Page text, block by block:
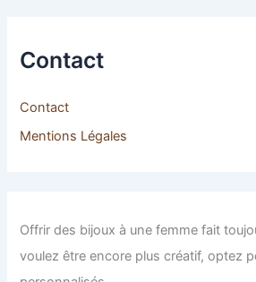
Contact
Contact
Mentions Légales
Offrir des bijoux à une femme fait
voulez être encore plus créatif, optez